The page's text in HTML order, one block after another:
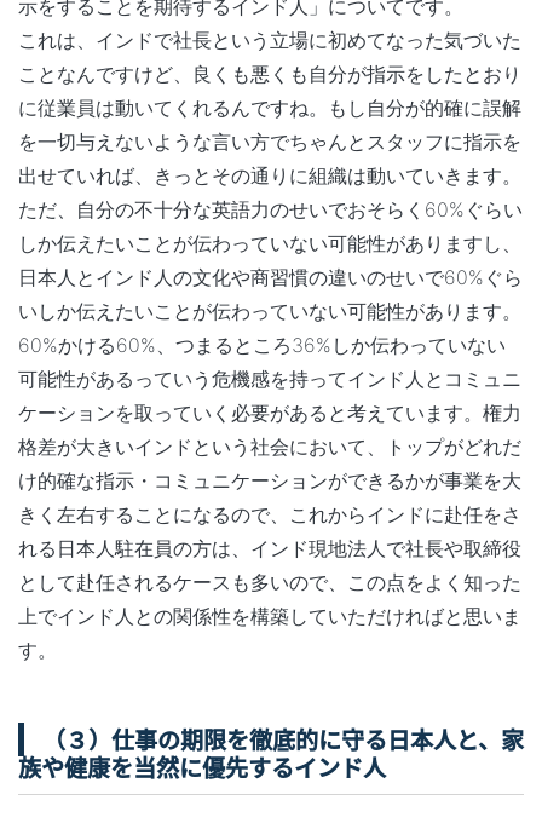
示をすることを期待するインド人」についてです。
これは、インドで社長という立場に初めてなった気づいた
ことなんですけど、良くも悪くも自分が指示をしたとおり
に従業員は動いてくれるんですね。もし自分が的確に誤解
を一切与えないような言い方でちゃんとスタッフに指示を
出せていれば、きっとその通りに組織は動いていきます。
ただ、自分の不十分な英語力のせいでおそらく60%ぐらい
しか伝えたいことが伝わっていない可能性がありますし、
日本人とインド人の文化や商習慣の違いのせいで60%ぐら
いしか伝えたいことが伝わっていない可能性があります。
60%かける60%、つまるところ36%しか伝わっていない
可能性があるっていう危機感を持ってインド人とコミュニ
ケーションを取っていく必要があると考えています。権力
格差が大きいインドという社会において、トップがどれだ
け的確な指示・コミュニケーションができるかが事業を大
きく左右することになるので、これからインドに赴任をさ
れる日本人駐在員の方は、インド現地法人で社長や取締役
として赴任されるケースも多いので、この点をよく知った
上でインド人との関係性を構築していただければと思いま
す。
（３）仕事の期限を徹底的に守る日本人と、家
族や健康を当然に優先するインド人